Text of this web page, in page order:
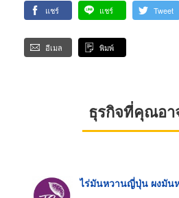
แชร์ แชร์ Tweet
อีเมล พิมพ์
ธุรกิจที่คุณอา
ไร่มันหวานญี่ปุ่น ผงมัน